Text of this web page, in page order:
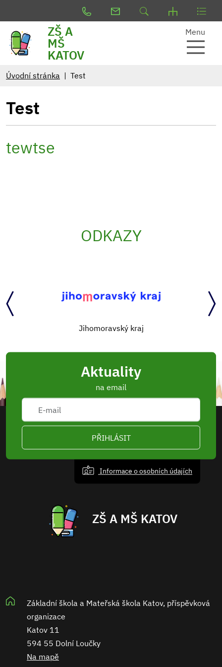
ZŠ A
MŠ
KATOV
Menu
Úvodní stránka Test
Test
tewtse
ODKAZY
Jihomoravský kraj
Aktuality
na email
PŘIHLÁSIT
Informace o osobních údajích
ZŠ A MŠ KATOV
Základní škola a Mateřská škola Katov, příspěvková
organizace
Katov 11
594 55 Dolní Loučky
Na mapě